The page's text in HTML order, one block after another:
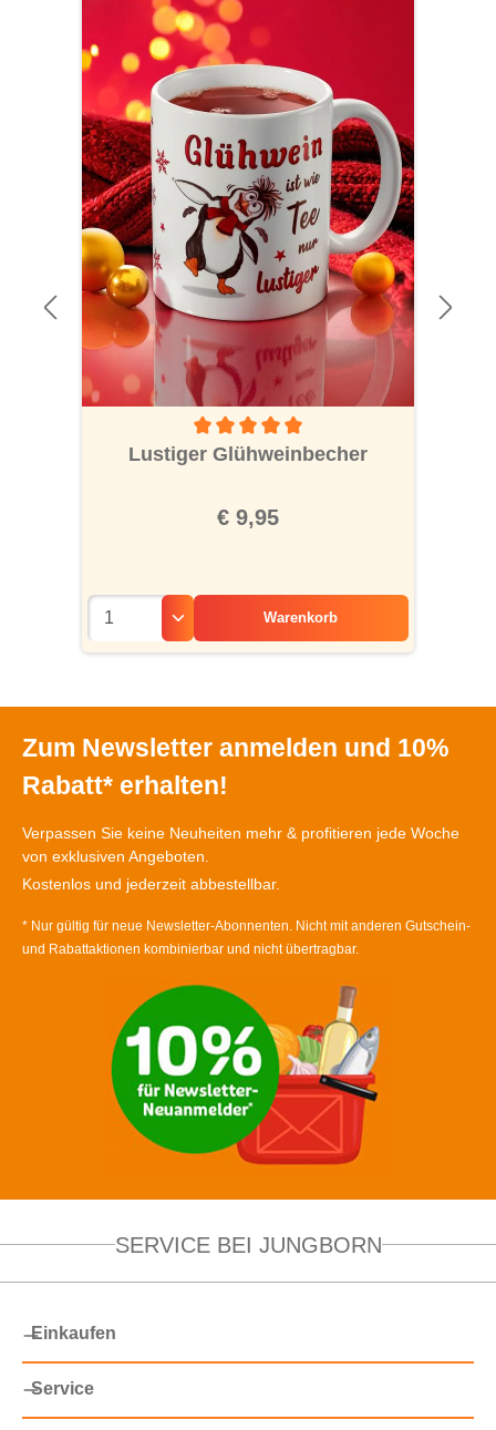
Durchschnittliche Bewertung von 5 von 5
Lustiger Glühweinbecher
€ 9,95
Warenkorb
Zum Newsletter anmelden und 10%
Rabatt* erhalten!
Verpassen Sie keine Neuheiten mehr & profitieren jede Woche
von exklusiven Angeboten.
Kostenlos und jederzeit abbestellbar.
* Nur gültig für neue Newsletter-Abonnenten. Nicht mit anderen Gutschein-
und Rabattaktionen kombinierbar und nicht übertragbar.
SERVICE BEI JUNGBORN
Einkaufen
Service